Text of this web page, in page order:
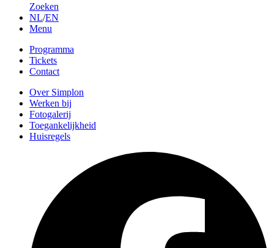
Zoeken
NL/EN
Menu
Programma
Tickets
Contact
Over Simplon
Werken bij
Fotogalerij
Toegankelijkheid
Huisregels